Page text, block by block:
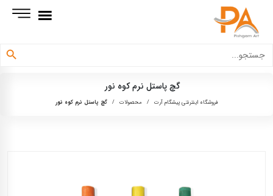
برای:
دکمه جستجو
گچ پاستل نرم کوه نور
فروشگاه اینترنتی پیشگام آرت / محصولات / گچ پاستل نرم کوه نور